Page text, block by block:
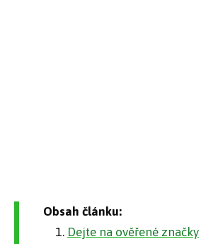
Obsah článku:
Dejte na ověřené značky